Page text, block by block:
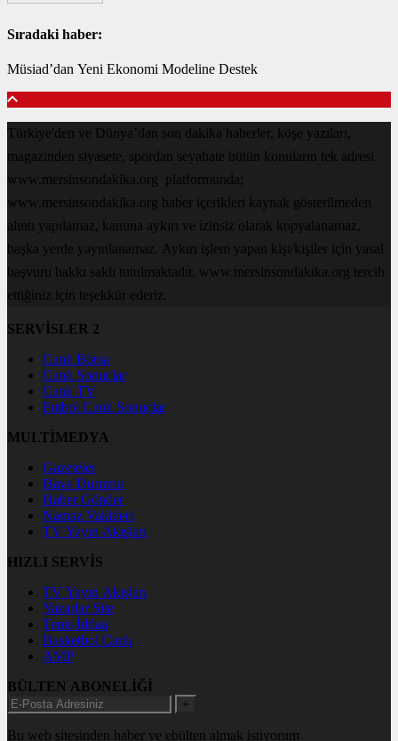
Sıradaki haber:
Müsiad’dan Yeni Ekonomi Modeline Destek
Türkiye'den ve Dünya’dan son dakika haberler, köşe yazıları,
magazinden siyasete, spordan seyahate bütün konuların tek adresi
www.mersinsondakika.org platformunda;
www.mersinsondakika.org haber içerikleri kaynak gösterilmeden
alıntı yapılamaz, kanuna aykırı ve izinsiz olarak kopyalanamaz,
başka yerde yayınlanamaz. Aykırı işlem yapan kişi/kişiler için yasal
başvuru hakkı saklı tutulmaktadır. www.mersinsondakika.org tercih
ettiğiniz için teşekkür ederiz.
SERVİSLER 2
Canlı Borsa
Canlı Sonuçlar
Canlı TV
Futbol Canlı Sonuçlar
MULTİMEDYA
Gazeteler
Hava Durumu
Haber Gönder
Namaz Vakitleri
TV Yayın Akışları
HIZLI SERVİS
TV Yayın Akışları
Yazarlar Site
Tenis İddaa
Basketbol Canlı
AMP
BÜLTEN ABONELİĞİ
+
Bu web sitesinden haber ve ebülten almak istiyorum